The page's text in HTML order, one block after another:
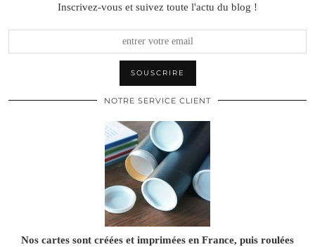
Inscrivez-vous et suivez toute l'actu du blog !
NOTRE SERVICE CLIENT
Nos cartes sont créées et imprimées en France, puis roulées